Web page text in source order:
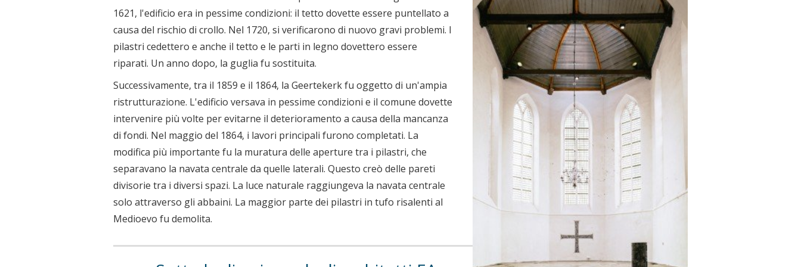
1621, l'edificio era in pessime condizioni: il tetto dovette essere puntellato a
causa del rischio di crollo. Nel 1720, si verificarono di nuovo gravi problemi. I
pilastri cedettero e anche il tetto e le parti in legno dovettero essere
riparati. Un anno dopo, la guglia fu sostituita.
Successivamente, tra il 1859 e il 1864, la Geertekerk fu oggetto di un'ampia
ristrutturazione. L'edificio versava in pessime condizioni e il comune dovette
intervenire più volte per evitarne il deterioramento a causa della mancanza
di fondi. Nel maggio del 1864, i lavori principali furono completati. La
modifica più importante fu la muratura delle aperture tra i pilastri, che
separavano la navata centrale da quelle laterali. Questo creò delle pareti
divisorie tra i diversi spazi. La luce naturale raggiungeva la navata centrale
solo attraverso gli abbaini. La maggior parte dei pilastri in tufo risalenti al
Medioevo fu demolita.